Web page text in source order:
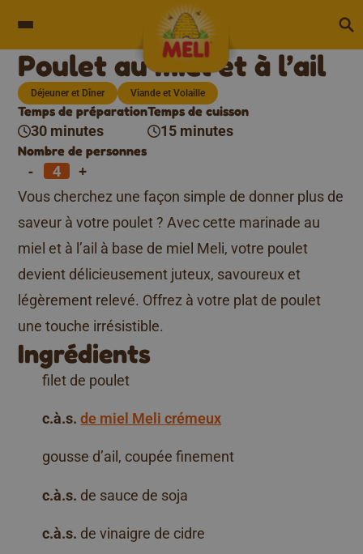
Poulet au miel et à l’ail
Déjeuner et Dîner Viande et Volaille
Temps de préparation
30 minutes
Temps de cuisson
15 minutes
Nombre de personnes
- +
Vous cherchez une façon simple de donner plus de
saveur à votre poulet ? Avec cette marinade au
miel et à l’ail à base de miel Meli, votre poulet
devient délicieusement juteux, savoureux et
légèrement relevé. Offrez à votre plat de poulet
une touche irrésistible.
Ingrédients
filet de poulet
c.à.s. de miel Meli crémeux
gousse d’ail, coupée finement
c.à.s. de sauce de soja
c.à.s. de vinaigre de cidre